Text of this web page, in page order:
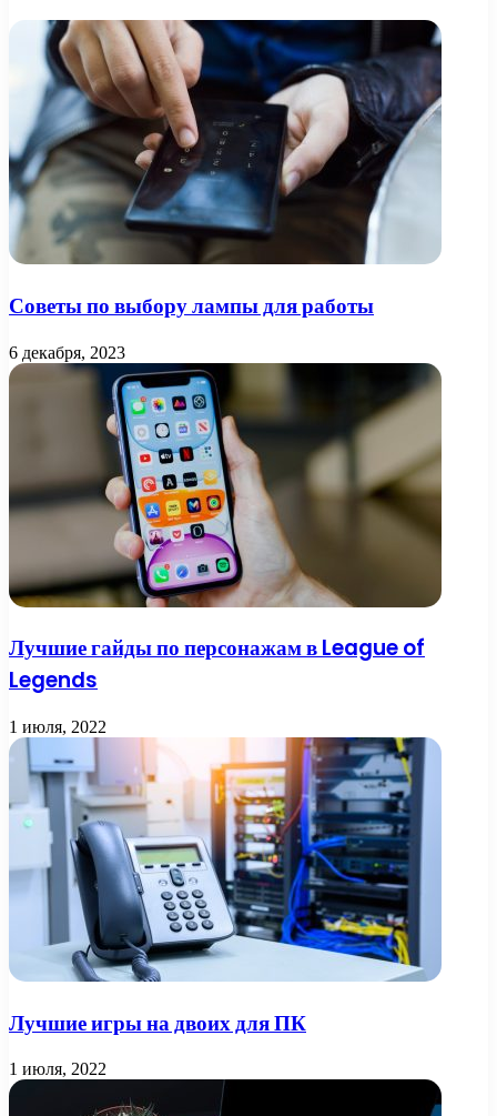
Советы по выбору лампы для работы
6 декабря, 2023
Лучшие гайды по персонажам в League of
Legends
1 июля, 2022
Лучшие игры на двоих для ПК
1 июля, 2022